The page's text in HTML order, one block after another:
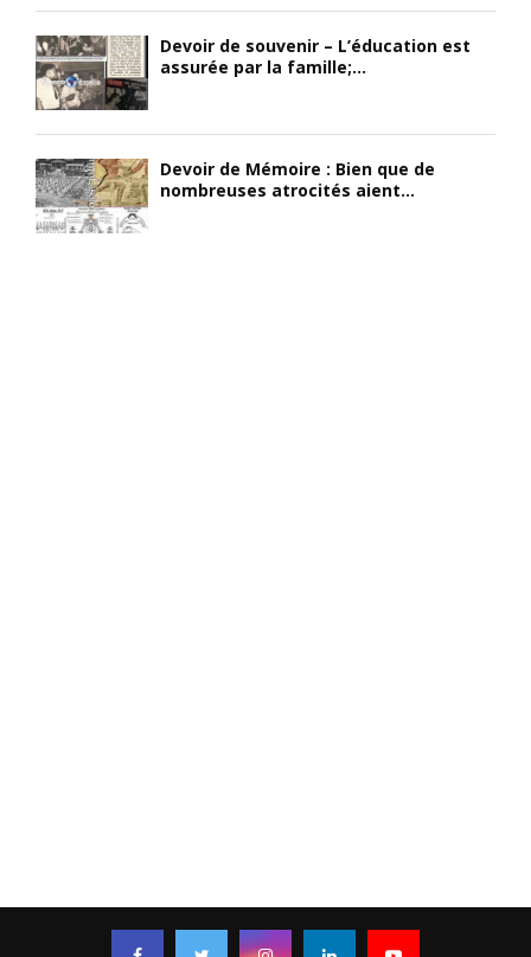
Devoir de souvenir – L’éducation est
assurée par la famille;...
Devoir de Mémoire : Bien que de
nombreuses atrocités aient...